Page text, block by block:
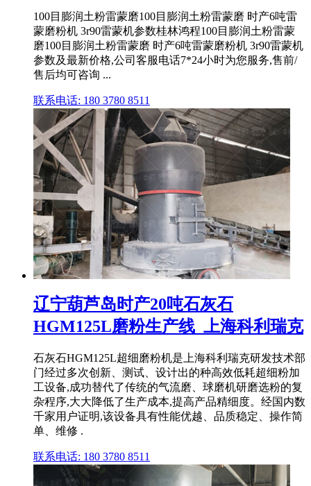
100目膨润土粉雷蒙磨100目膨润土粉雷蒙磨 时产6吨雷
蒙磨粉机 3r90雷蒙机参数桂林鸿程100目膨润土粉雷蒙
磨100目膨润土粉雷蒙磨 时产6吨雷蒙磨粉机 3r90雷蒙机
参数及最新价格,公司客服电话7*24小时为您服务,售前/
售后均可咨询 ...
联系电话: 180 3780 8511
辽宁葫芦岛时产20吨石灰石
HGM125L磨粉生产线_上海科利瑞克
石灰石HGM125L超细磨粉机是上海科利瑞克研发技术部
门经过多次创新、测试、设计出的种高效低耗超细粉加
工设备,成功替代了传统的气流磨、球磨机研磨选粉的复
杂程序,大大降低了生产成本,提高产品精细度。经国内数
千家用户证明,该设备具有性能优越、品质稳定、操作简
单、维修 .
联系电话: 180 3780 8511